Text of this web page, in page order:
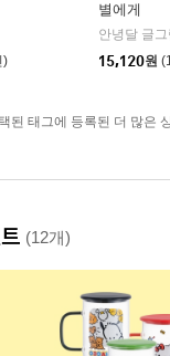
)
별에게
안녕달 글그
15,120원
된 태그에 등록된 더 많은
(12개)